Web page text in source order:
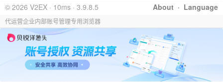
About · Language
© 2026 V2EX · 10ms · 3.9.8.5
代运营企业内部账号管理专用浏览器